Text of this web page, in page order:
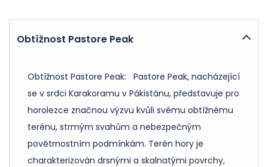
Obtížnost Pastore Peak
Obtížnost Pastore Peak: Pastore Peak, nacházející
se v srdci Karakoramu v Pákistánu, představuje pro
horolezce značnou výzvu kvůli svému obtížnému
terénu, strmým svahům a nebezpečným
povětrnostním podmínkám. Terén hory je
charakterizován drsnými a skalnatými povrchy,